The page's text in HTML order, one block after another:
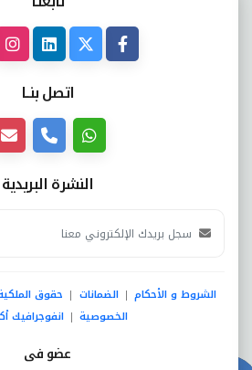
اتصل بنــا
النشرة البريدية
الشروط و الأحكام | الضمانات | حقوق
الخصوصية | انفوجرافيك
عضو فى